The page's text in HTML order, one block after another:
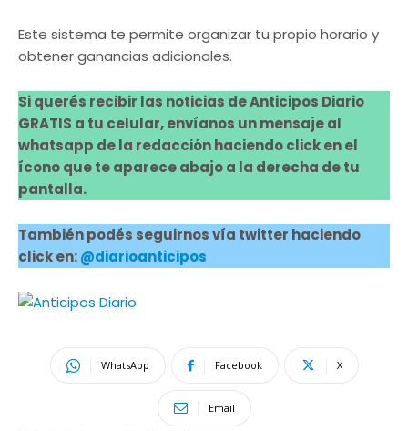
Este sistema te permite organizar tu propio horario y
obtener ganancias adicionales.
Si querés recibir las noticias de Anticipos Diario
GRATIS a tu celular, envíanos un mensaje al
whatsapp de la redacción haciendo click en el
ícono que te aparece abajo a la derecha de tu
pantalla.
También podés seguirnos vía twitter haciendo
click en:@diarioanticipos
WhatsApp Facebook X
Email